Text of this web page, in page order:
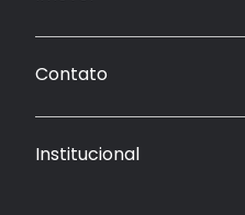
Contato
Institucional